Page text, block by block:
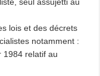
lois et des décrets
notamment :
1984 relatif au